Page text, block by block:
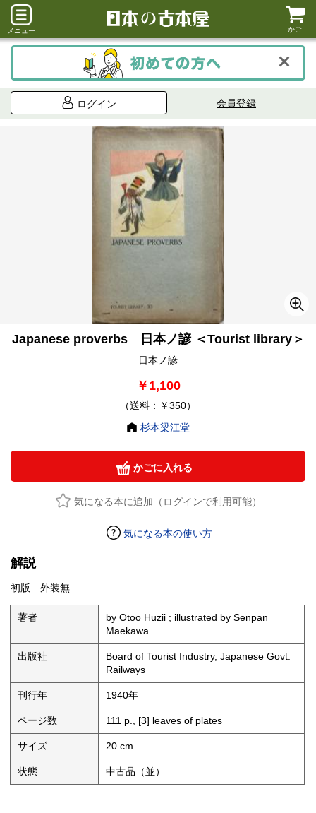
メニュー かご
ログイン 会員登録
Japanese proverbs 日本ノ諺 ＜Tourist library＞
日本ノ諺
￥1,100
（送料：￥350）
杉本梁江堂
かごに入れる
気になる本に追加（ログインで利用可能）
気になる本の使い方
解説
初版 外装無
著者
by Otoo Huzii ; illustrated by Senpan
Maekawa
出版社
Board of Tourist Industry, Japanese Govt.
Railways
刊行年 1940年
ページ数 111 p., [3] leaves of plates
サイズ 20 cm
状態 中古品（並）